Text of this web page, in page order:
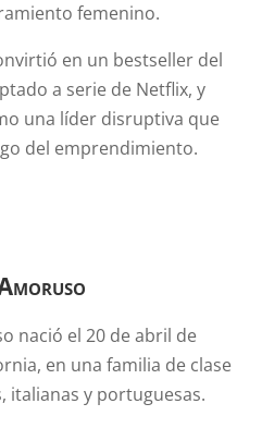
femenino.
en un bestseller del
a serie de Netflix, y
una líder disruptiva que
del emprendimiento.
nació el 20 de abril de
en una familia de clase
italianas y portuguesas.